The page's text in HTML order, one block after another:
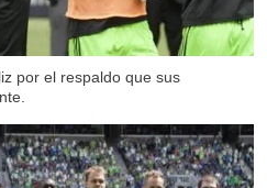
por el respaldo que sus